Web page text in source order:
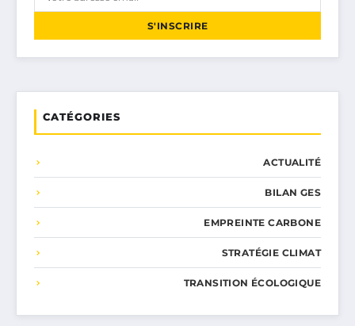
S'INSCRIRE
CATÉGORIES
ACTUALITÉ
BILAN GES
EMPREINTE CARBONE
STRATÉGIE CLIMAT
TRANSITION ÉCOLOGIQUE